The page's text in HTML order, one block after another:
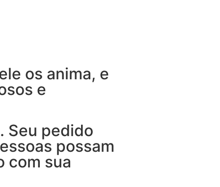
os anima, e
e
Seu pedido
possam
com sua